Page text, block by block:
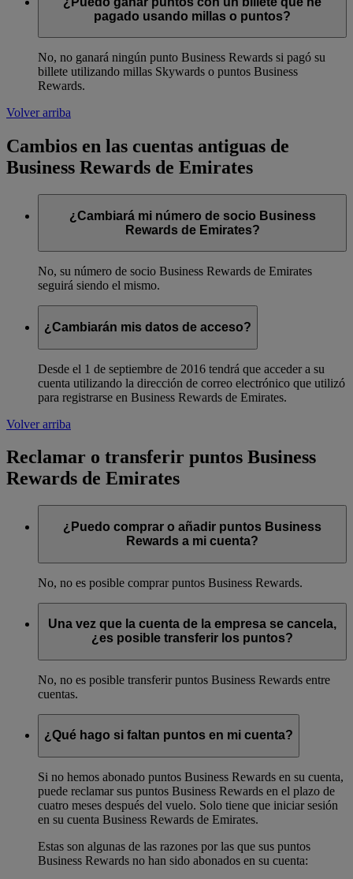
pagado usando millas o puntos?
No, no ganará ningún punto Business Rewards si pagó su
billete utilizando millas Skywards o puntos Business
Rewards.
Volver arriba
Cambios en las cuentas antiguas de
Business Rewards de Emirates
¿Cambiará mi número de socio Business
Rewards de Emirates?
No, su número de socio Business Rewards de Emirates
seguirá siendo el mismo.
¿Cambiarán mis datos de acceso?
Desde el 1 de septiembre de 2016 tendrá que acceder a su
cuenta utilizando la dirección de correo electrónico que utilizó
para registrarse en Business Rewards de Emirates.
Volver arriba
Reclamar o transferir puntos Business
Rewards de Emirates
¿Puedo comprar o añadir puntos Business
Rewards a mi cuenta?
No, no es posible comprar puntos Business Rewards.
Una vez que la cuenta de la empresa se cancela,
¿es posible transferir los puntos?
No, no es posible transferir puntos Business Rewards entre
cuentas.
¿Qué hago si faltan puntos en mi cuenta?
Si no hemos abonado puntos Business Rewards en su cuenta,
puede reclamar sus puntos Business Rewards en el plazo de
cuatro meses después del vuelo. Solo tiene que iniciar sesión
en su cuenta Business Rewards de Emirates.
Estas son algunas de las razones por las que sus puntos
Business Rewards no han sido abonados en su cuenta: